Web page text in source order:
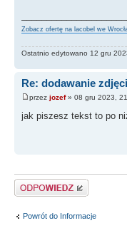
Zobacz ofertę na lacobel we
Ostatnio edytowano 12 gru
Re: dodawanie
przez jozef» 08 gru 2023,
jak piszesz tekst to po
Odpowiedz
Powrót do Informacje